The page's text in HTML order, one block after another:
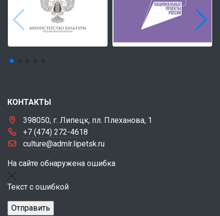
КОНТАКТЫ
398050, г. Липецк, пл. Плеханова, 1
+7 (474) 272-4618
culture@admlr.lipetsk.ru
На сайте обнаружена ошибка
Текст с ошибкой